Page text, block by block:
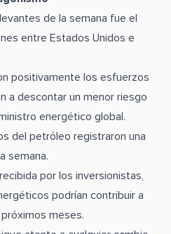
de la semana fue el
entre Estados Unidos e
positivamente los esfuerzos
a descontar un menor riesgo
energético global.
del petróleo registraron una
semana.
por los inversionistas,
podrían contribuir a
meses.